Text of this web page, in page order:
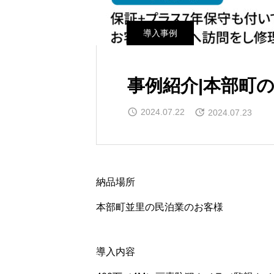
導入事例
事例紹介|本部町
2024.07.22 2024.07.23
納品場所
本部町並里の民泊業のお客様
導入内容